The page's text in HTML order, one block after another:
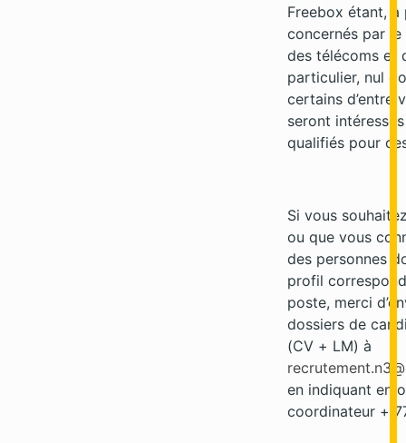
Freebox étant, à
concernés par le
des télécoms et
particulier, nul
certains d’entre
seront
qualifiés pour
Si vous
ou que vous
des personnes
profil
poste, merci
dossiers de
(CV + LM) à
en indiquant en
coordinateur +